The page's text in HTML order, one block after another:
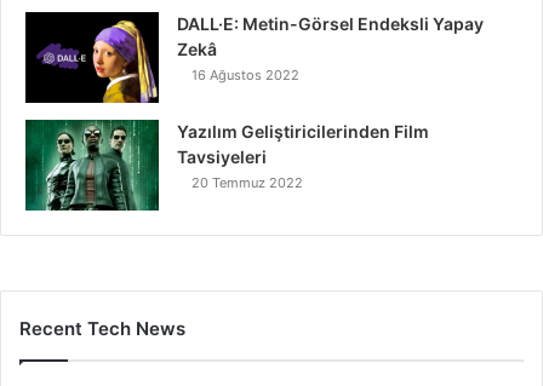
DALL·E: Metin-Görsel Endeksli Yapay
Zekâ
16 Ağustos 2022
Yazılım Geliştiricilerinden Film
Tavsiyeleri
20 Temmuz 2022
Recent Tech News